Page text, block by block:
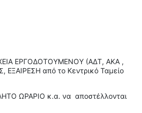
ΕΡΓΟΔΟΤΟΥΜΕΝΟΥ (ΑΔΤ, ΑΚΑ ,
από το Κεντρικό Ταμείο
ΩΡΑΡΙΟ κ.α. να αποστέλλονται